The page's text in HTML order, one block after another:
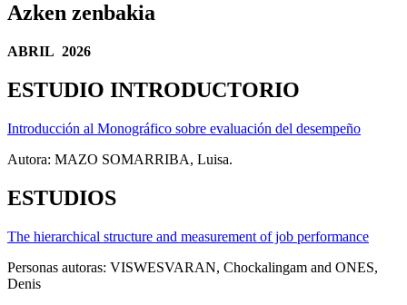
Azken zenbakia
ABRIL 2026
ESTUDIO INTRODUCTORIO
Introducción al Monográfico sobre evaluación del desempeño
Autora: MAZO SOMARRIBA, Luisa.
ESTUDIOS
The hierarchical structure and measurement of job performance
Personas autoras: VISWESVARAN, Chockalingam and ONES,
Denis